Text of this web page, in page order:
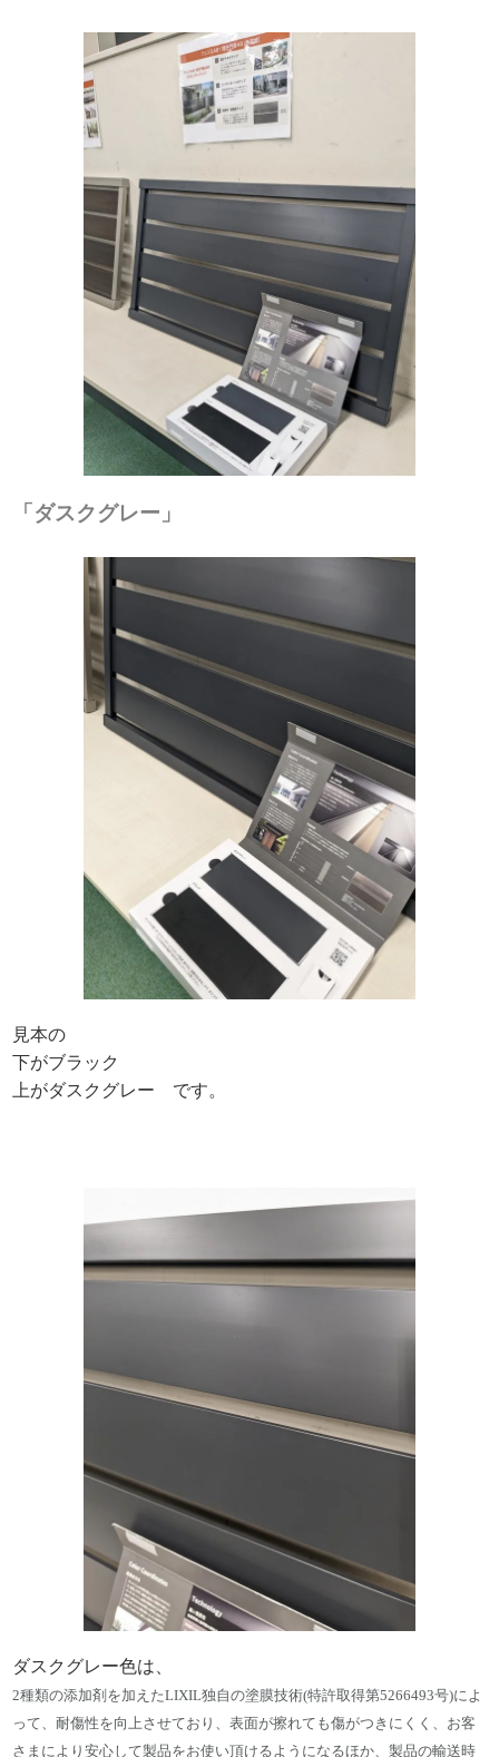
「ダスクグレー」
見本の
下がブラック
上がダスクグレー です。
ダスクグレー色は、
2種類の添加剤を加えたLIXIL独自の塗膜技術(特許取得第5266493号)によ
って、耐傷性を向上させており、表面が擦れても傷がつきにくく、お客
さまにより安心して製品をお使い頂けるようになるほか、製品の輸送時